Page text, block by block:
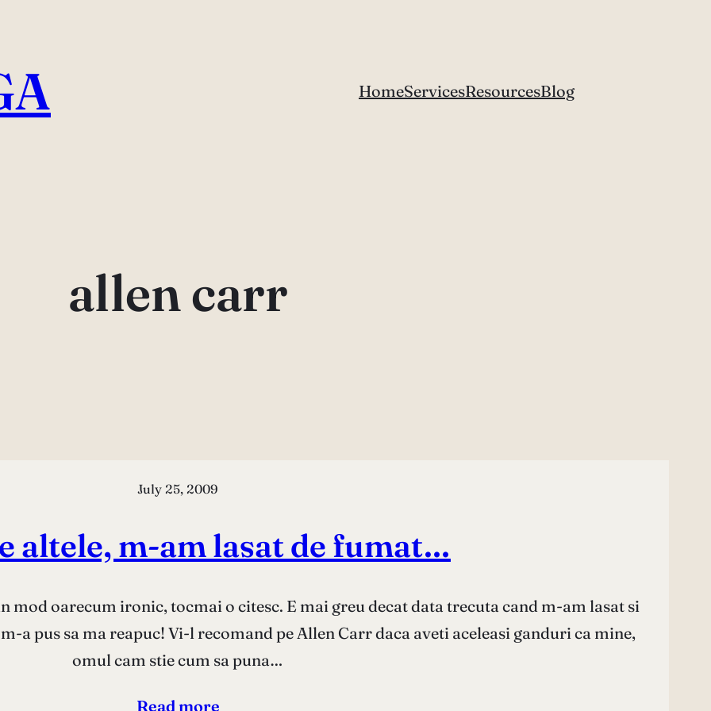
HomeServicesResourcesBlog
allen carr
July 25, 2009
altele, m-am lasat de fumat…
mod oarecum ironic, tocmai o citesc. E mai greu decat data trecuta cand m-am lasat si
a pus sa ma reapuc! Vi-l recomand pe Allen Carr daca aveti aceleasi ganduri ca mine,
omul cam stie cum sa puna…
Read more